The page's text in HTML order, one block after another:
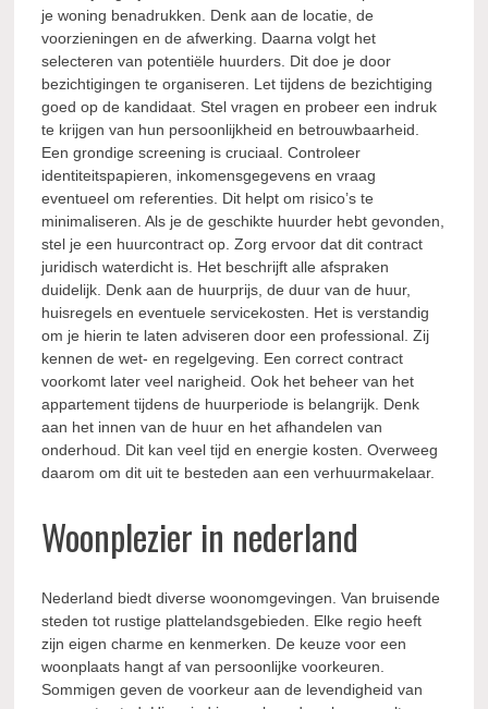
je woning benadrukken. Denk aan de locatie, de
voorzieningen en de afwerking. Daarna volgt het
selecteren van potentiële huurders. Dit doe je door
bezichtigingen te organiseren. Let tijdens de bezichtiging
goed op de kandidaat. Stel vragen en probeer een indruk
te krijgen van hun persoonlijkheid en betrouwbaarheid.
Een grondige screening is cruciaal. Controleer
identiteitspapieren, inkomensgegevens en vraag
eventueel om referenties. Dit helpt om risico’s te
minimaliseren. Als je de geschikte huurder hebt gevonden,
stel je een huurcontract op. Zorg ervoor dat dit contract
juridisch waterdicht is. Het beschrijft alle afspraken
duidelijk. Denk aan de huurprijs, de duur van de huur,
huisregels en eventuele servicekosten. Het is verstandig
om je hierin te laten adviseren door een professional. Zij
kennen de wet- en regelgeving. Een correct contract
voorkomt later veel narigheid. Ook het beheer van het
appartement tijdens de huurperiode is belangrijk. Denk
aan het innen van de huur en het afhandelen van
onderhoud. Dit kan veel tijd en energie kosten. Overweeg
daarom om dit uit te besteden aan een verhuurmakelaar.
Woonplezier in nederland
Nederland biedt diverse woonomgevingen. Van bruisende
steden tot rustige plattelandsgebieden. Elke regio heeft
zijn eigen charme en kenmerken. De keuze voor een
woonplaats hangt af van persoonlijke voorkeuren.
Sommigen geven de voorkeur aan de levendigheid van